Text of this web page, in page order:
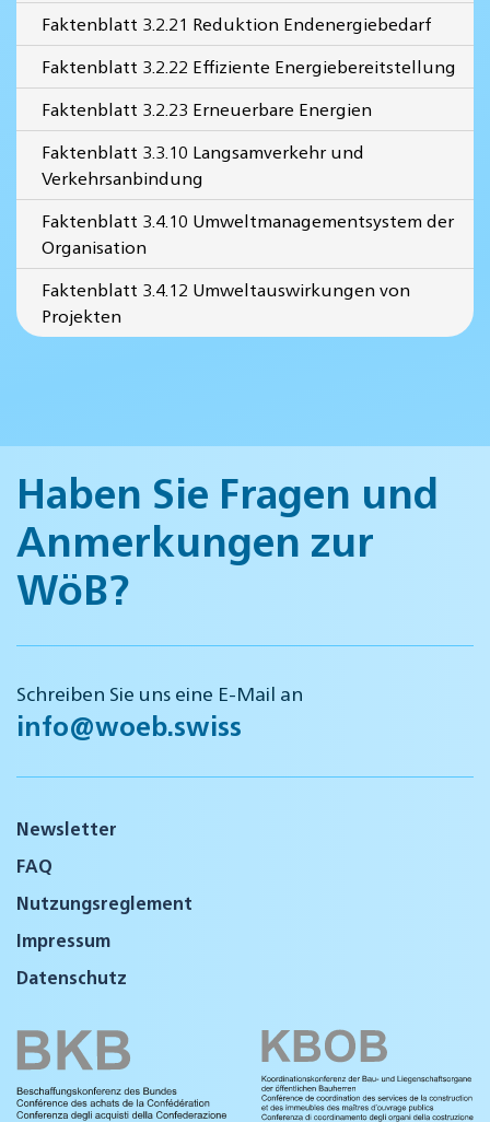
Faktenblatt 3.2.21 Reduktion Endenergiebedarf
Faktenblatt 3.2.22 Effiziente Energiebereitstellung
Faktenblatt 3.2.23 Erneuerbare Energien
Faktenblatt 3.3.10 Langsamverkehr und
Verkehrsanbindung
Faktenblatt 3.4.10 Umweltmanagementsystem der
Organisation
Faktenblatt 3.4.12 Umweltauswirkungen von
Projekten
Haben Sie Fragen und
Anmerkungen zur
WöB?
Schreiben Sie uns eine E-Mail an
info@woeb.swiss
Newsletter
FAQ
Nutzungsreglement
Impressum
Datenschutz